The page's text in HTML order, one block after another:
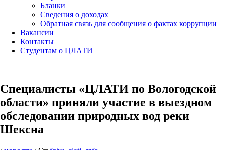
Бланки
Сведения о доходах
Обратная связь для сообщения о фактах коррупции
Вакансии
Контакты
Студентам о ЦЛАТИ
Специалисты «ЦЛАТИ по Вологодской
области» приняли участие в выездном
обследовании природных вод реки
Шексна